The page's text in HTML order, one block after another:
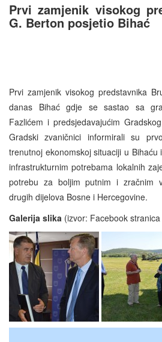
Prvi zamjenik visokog
G. Berton posjetio Bihać
Prvi zamjenik visokog predstavnika
danas Bihać gdje se sastao sa
Fazlićem i predsjedavajućim
Gradski zvaničnici informirali su
trenutnoj ekonomskoj situaciji u
infrastrukturnim potrebama lokalnih
potrebu za boljim putnim i zračnim
drugih dijelova Bosne i Hercegovine.
Galerija slika (izvor: Facebook